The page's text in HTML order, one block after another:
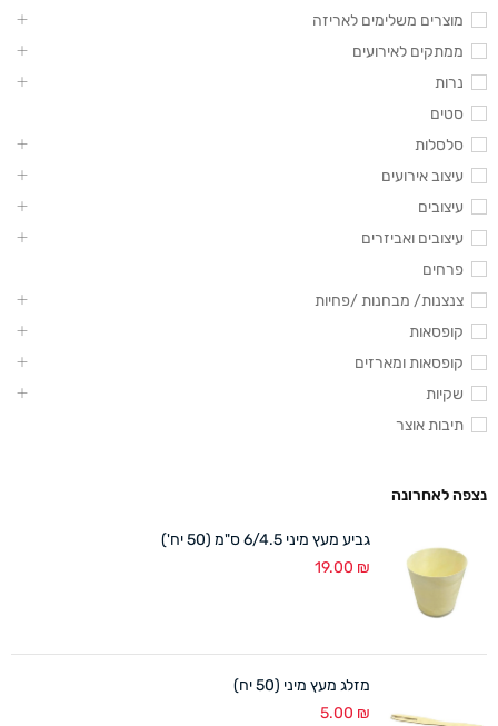
מוצרים משלימים לאריזה
ממתקים לאירועים
נרות
סטים
סלסלות
עיצוב אירועים
עיצובים
עיצובים ואביזרים
פרחים
צנצנות/ מבחנות /פחיות
קופסאות
קופסאות ומארזים
שקיות
תיבות אוצר
נצפה לאחרונה
גביע מעץ מיני 6/4.5 ס"מ (50 יח')
19.00 ₪
מזלג מעץ מיני (50 יח)
5.00 ₪